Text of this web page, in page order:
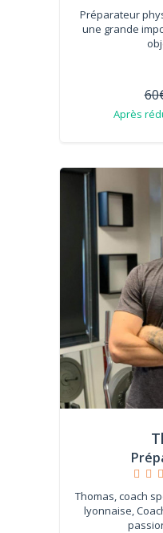
Préparateur
une grande
Après
Thomas, coach
lyonnaise,